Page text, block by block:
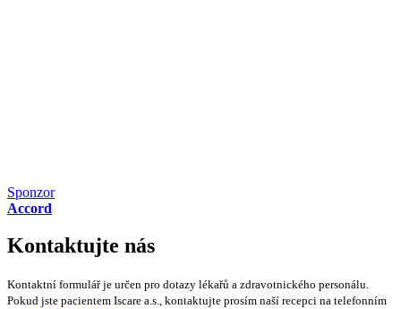
Sponzor
Accord
Kontaktujte nás
Kontaktní formulář je určen pro dotazy lékařů a zdravotnického personálu.
Pokud jste pacientem Iscare a.s., kontaktujte prosím naší recepci na telefonním